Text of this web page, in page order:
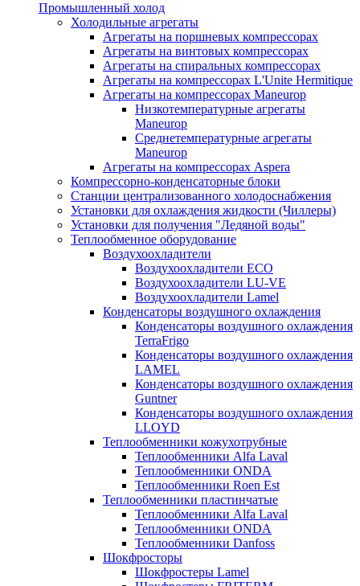
Промышленный холод
Холодильные агрегаты
Агрегаты на поршневых компрессорах
Агрегаты на винтовых компрессорах
Агрегаты на спиральных компрессорах
Агрегаты на компрессорах L'Unite Hermitique
Агрегаты на компрессорах Maneurop
Низкотемпературные агрегаты
Maneurop
Среднетемпературные агрегаты
Maneurop
Агрегаты на компрессорах Aspera
Компрессорно-конденсаторные блоки
Станции централизованного холодоснабжения
Установки для охлаждения жидкости (Чиллеры)
Установки для получения "Ледяной воды"
Теплообменное оборудование
Воздухоохладители
Воздухоохладители EСО
Воздухоохладители LU-VE
Воздухоохладители Lamel
Конденсаторы воздушного охлаждения
Конденсаторы воздушного охлаждения
TerraFrigo
Конденсаторы воздушного охлаждения
LAMEL
Конденсаторы воздушного охлаждения
Guntner
Конденсаторы воздушного охлаждения
LLOYD
Теплообменники кожухотрубные
Теплообменники Alfa Laval
Теплообменники ONDA
Теплообменники Roen Est
Теплообменники пластинчатые
Теплообменники Alfa Laval
Теплообменники ONDA
Теплообменники Danfoss
Шокфросторы
Шокфростеры Lamel